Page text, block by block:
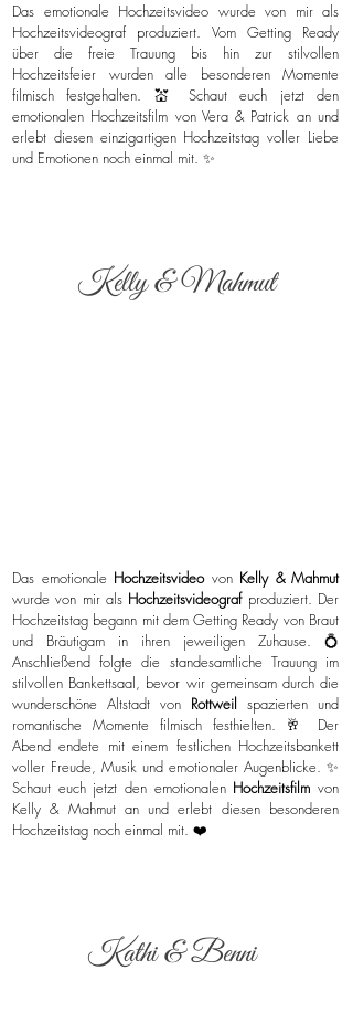
Das emotionale Hochzeitsvideo wurde von mir als
Hochzeitsvideograf produziert. Vom Getting Ready
über die freie Trauung bis hin zur stilvollen
Hochzeitsfeier wurden alle besonderen Momente
filmisch festgehalten. 💒 Schaut euch jetzt den
emotionalen Hochzeitsfilm von Vera & Patrick an und
erlebt diesen einzigartigen Hochzeitstag voller Liebe
und Emotionen noch einmal mit. ✨
Kelly & Mahmut
Das emotionale Hochzeitsvideovon Kelly & Mahmut
wurde von mir als Hochzeitsvideograf produziert. Der
Hochzeitstag begann mit dem Getting Ready von Braut
und Bräutigam in ihren jeweiligen Zuhause. 💍
Anschließend folgte die standesamtliche Trauung im
stilvollen Bankettsaal, bevor wir gemeinsam durch die
wunderschöne Altstadt von Rottweil spazierten und
romantische Momente filmisch festhielten. 🥂 Der
Abend endete mit einem festlichen Hochzeitsbankett
voller Freude, Musik und emotionaler Augenblicke. ✨
Schaut euch jetzt den emotionalen Hochzeitsfilmvon
Kelly & Mahmut an und erlebt diesen besonderen
Hochzeitstag noch einmal mit. ❤️
Kathi & Benni